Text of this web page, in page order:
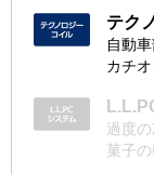
テク
自動
カチ
過度
菓子